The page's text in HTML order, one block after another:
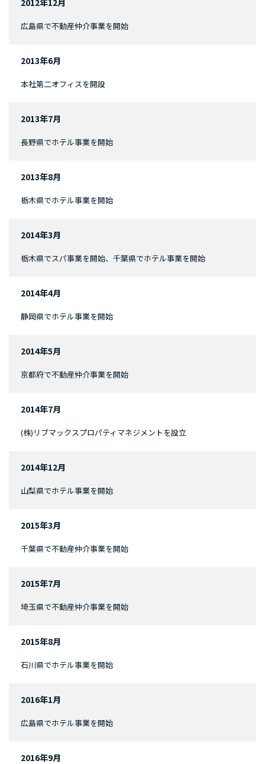
2012年12月
広島県で不動産仲介事業を開始
2013年6月
本社第二オフィスを開設
2013年7月
長野県でホテル事業を開始
2013年8月
栃木県でホテル事業を開始
2014年3月
栃木県でスパ事業を開始、千葉県でホテル事業を開始
2014年4月
静岡県でホテル事業を開始
2014年5月
京都府で不動産仲介事業を開始
2014年7月
(株)リブマックスプロパティマネジメントを設立
2014年12月
山梨県でホテル事業を開始
2015年3月
千葉県で不動産仲介事業を開始
2015年7月
埼玉県で不動産仲介事業を開始
2015年8月
石川県でホテル事業を開始
2016年1月
広島県でホテル事業を開始
2016年9月